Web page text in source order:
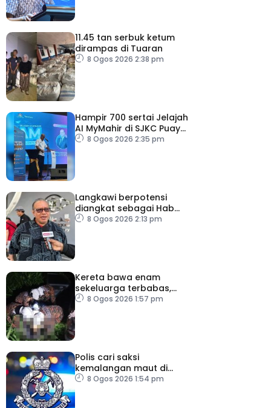
11.45 tan serbuk ketum
dirampas di Tuaran
8 Ogos 2026 2:38 pm
Hampir 700 sertai Jelajah
AI MyMahir di SJKC Puay
Chai 2, terbesar setakat
8 Ogos 2026 2:35 pm
Langkawi berpotensi
diangkat sebagai Hab
Digital Art Nomad tahun
8 Ogos 2026 2:13 pm
Kereta bawa enam
sekeluarga terbabas,
pemandu maut
8 Ogos 2026 1:57 pm
Polis cari saksi
kemalangan maut di
Jalan Setia Raja
8 Ogos 2026 1:54 pm